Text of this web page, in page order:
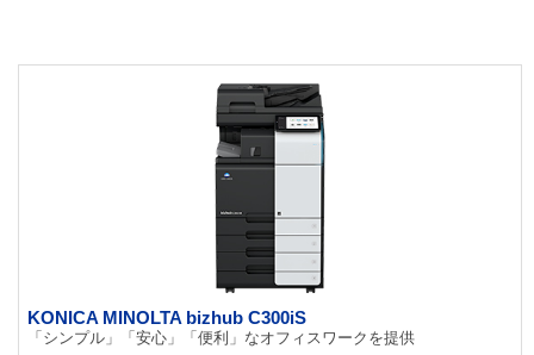
KONICA MINOLTA bizhub C300iS
「シンプル」「安心」「便利」なオフィスワークを提供